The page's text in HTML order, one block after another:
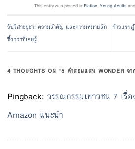
This entry was posted inFiction,Young Adults
วันวิสาขบูชา: ความสำคัญ และความหมายลึก
ซึ้งกว่าที่เคยรู้
ก้าวแรก
4 THOUGHTS ON “5 คำสอนแสน WONDER จ
Pingback: วรรณกรรมเยาวชน 7 เ
Amazon แนะนำ